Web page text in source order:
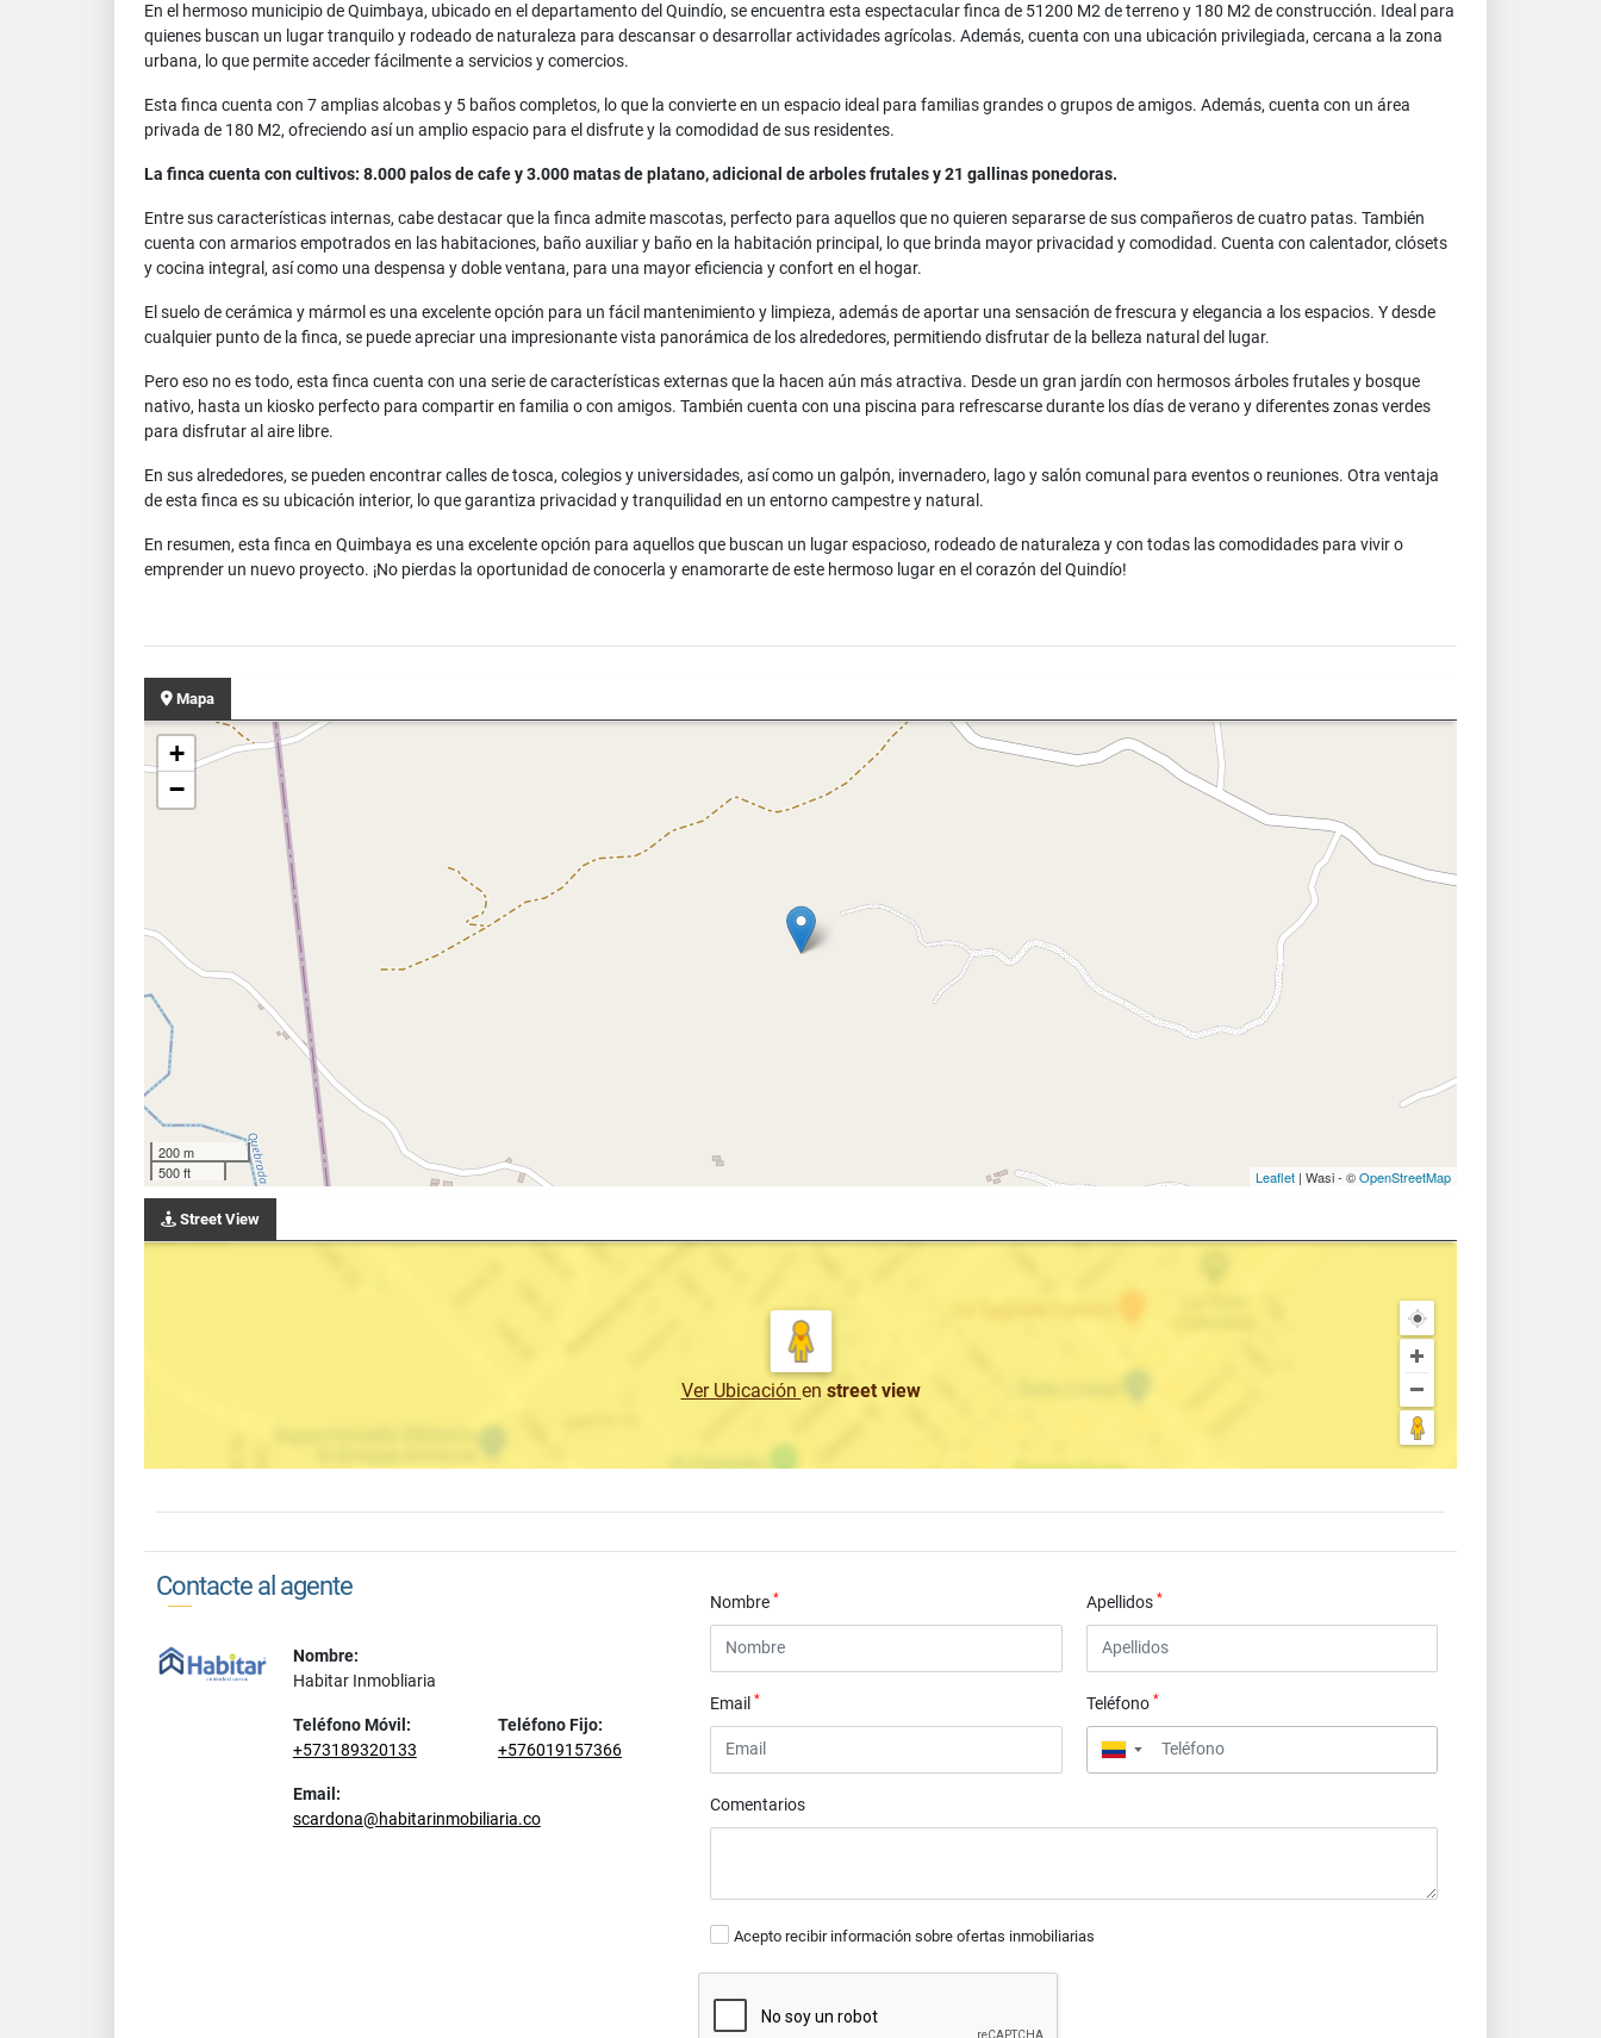
En el hermoso municipio de Quimbaya, ubicado en el departamento del Quindío, se encuentra esta espectacular finca de 51200 M2 de terreno y 180 M2 de construcción. Ideal para
quienes buscan un lugar tranquilo y rodeado de naturaleza para descansar o desarrollar actividades agrícolas. Además, cuenta con una ubicación privilegiada, cercana a la zona
urbana, lo que permite acceder fácilmente a servicios y comercios.
Esta finca cuenta con 7 amplias alcobas y 5 baños completos, lo que la convierte en un espacio ideal para familias grandes o grupos de amigos. Además, cuenta con un área
privada de 180 M2, ofreciendo así un amplio espacio para el disfrute y la comodidad de sus residentes.
La finca cuenta con cultivos: 8.000 palos de cafe y 3.000 matas de platano, adicional de arboles frutales y 21 gallinas ponedoras.
Entre sus características internas, cabe destacar que la finca admite mascotas, perfecto para aquellos que no quieren separarse de sus compañeros de cuatro patas. También
cuenta con armarios empotrados en las habitaciones, baño auxiliar y baño en la habitación principal, lo que brinda mayor privacidad y comodidad. Cuenta con calentador, clósets
y cocina integral, así como una despensa y doble ventana, para una mayor eficiencia y confort en el hogar.
El suelo de cerámica y mármol es una excelente opción para un fácil mantenimiento y limpieza, además de aportar una sensación de frescura y elegancia a los espacios. Y desde
cualquier punto de la finca, se puede apreciar una impresionante vista panorámica de los alrededores, permitiendo disfrutar de la belleza natural del lugar.
Pero eso no es todo, esta finca cuenta con una serie de características externas que la hacen aún más atractiva. Desde un gran jardín con hermosos árboles frutales y bosque
nativo, hasta un kiosko perfecto para compartir en familia o con amigos. También cuenta con una piscina para refrescarse durante los días de verano y diferentes zonas verdes
para disfrutar al aire libre.
En sus alrededores, se pueden encontrar calles de tosca, colegios y universidades, así como un galpón, invernadero, lago y salón comunal para eventos o reuniones. Otra ventaja
de esta finca es su ubicación interior, lo que garantiza privacidad y tranquilidad en un entorno campestre y natural.
En resumen, esta finca en Quimbaya es una excelente opción para aquellos que buscan un lugar espacioso, rodeado de naturaleza y con todas las comodidades para vivir o
emprender un nuevo proyecto. ¡No pierdas la oportunidad de conocerla y enamorarte de este hermoso lugar en el corazón del Quindío!
Mapa
+
−
200 m
500 ft
Leaflet | Wasi - ©OpenStreetMap
Street View
Ver Ubicación en street view
Contacte al agente
Nombre:
Habitar Inmobliaria
Teléfono Móvil:
+573189320133
Teléfono Fijo:
+576019157366
Email:
scardona@habitarinmobiliaria.co
Nombre* Apellidos *
Email* Teléfono *
▼
Comentarios
Acepto recibir información sobre ofertas inmobiliarias